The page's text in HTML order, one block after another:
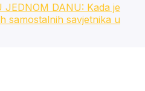
JEDNOM DANU: Kada je
samostalnih savjetnika u